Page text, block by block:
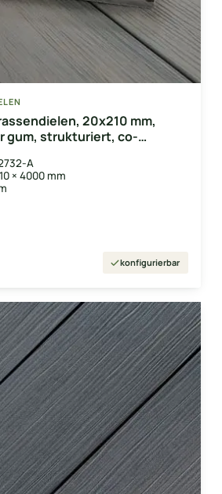
20x210 mm,
gum, strukturiert, co-
A
× 4000 mm
konfigurierbar